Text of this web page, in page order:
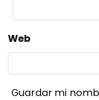
Web
Guardar mi